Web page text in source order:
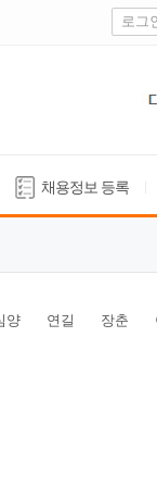
로그
채용정보 등록
양 연길 장춘